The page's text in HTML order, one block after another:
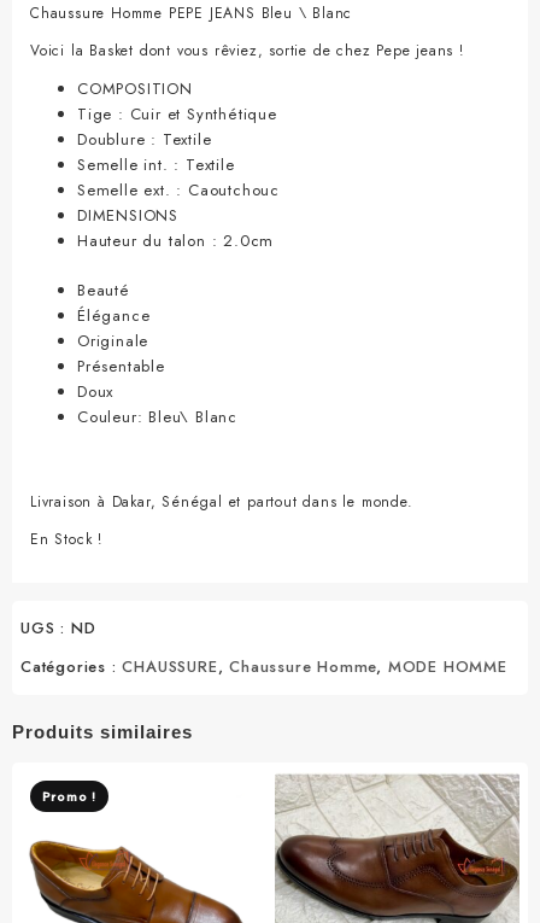
Chaussure Homme PEPE JEANS Bleu \ Blanc
Voici la Basket dont vous rêviez, sortie de chez Pepe jeans !
COMPOSITION
Tige : Cuir et Synthétique
Doublure : Textile
Semelle int. : Textile
Semelle ext. : Caoutchouc
DIMENSIONS
Hauteur du talon : 2.0cm
Beauté
Élégance
Originale
Présentable
Doux
Couleur: Bleu\ Blanc
Livraison à Dakar, Sénégal et partout dans le monde.
En Stock !
UGS : ND
Catégories :CHAUSSURE,Chaussure Homme, MODE HOMME
Produits similaires
Promo !